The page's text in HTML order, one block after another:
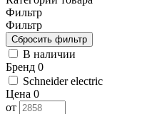
Фильтр
Фильтр
В наличии
Бренд 0
Schneider electric
Цена 0
от